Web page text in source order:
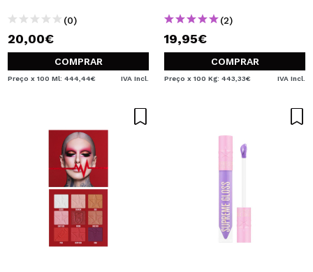
(0)
20,00€
COMPRAR
Preço x 100 Ml: 444,44€ IVA Incl.
(2)
19,95€
COMPRAR
Preço x 100 Kg: 443,33€ IVA Incl.